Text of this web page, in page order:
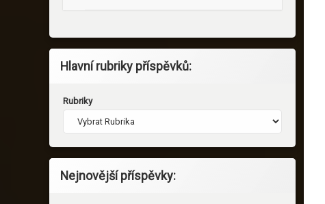
Hlavní rubriky příspěvků:
Rubriky
Nejnovější příspěvky: